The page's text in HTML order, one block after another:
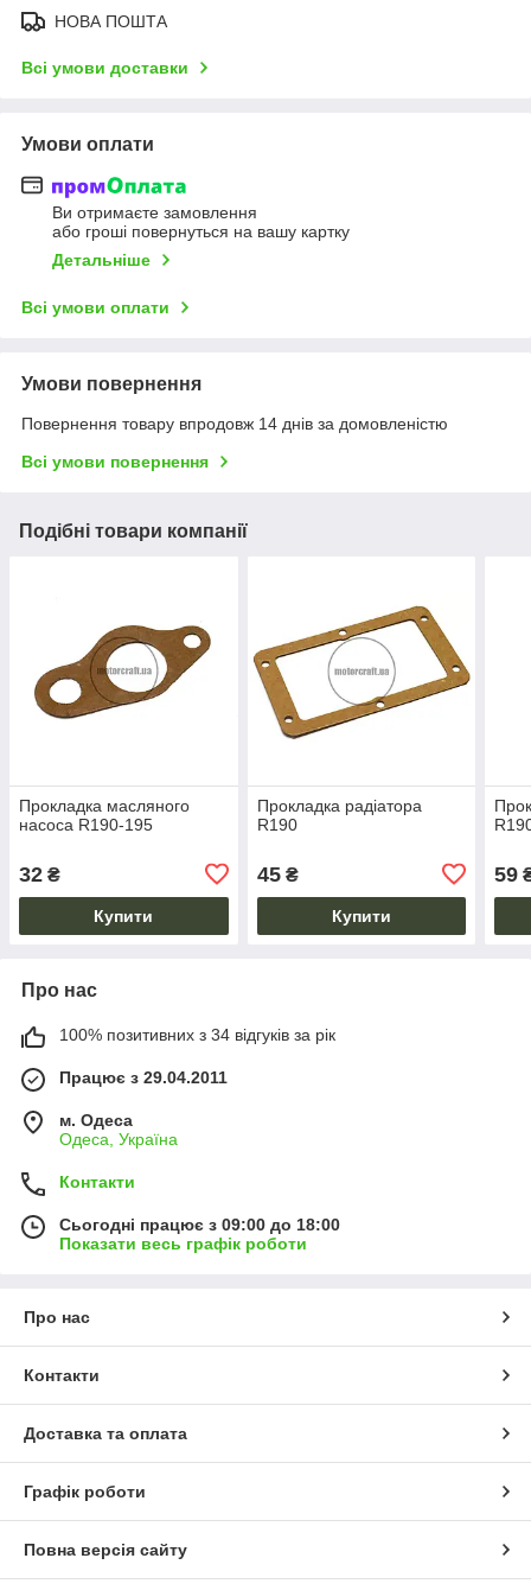
НОВА ПОШТА
Всі умови доставки
Умови оплати
Ви отримаєте замовлення
або гроші повернуться на вашу картку
Детальніше
Всі умови оплати
Умови повернення
Повернення товару впродовж 14 днів за домовленістю
Всі умови повернення
Подібні товари компанії
Прокладка масляного
насоса R190-195
32 ₴
Купити
Прокладка радіатора
R190
45₴
Купити
59
Про нас
100% позитивних з 34 відгуків за рік
Працює з 29.04.2011
м. Одеса
Одеса, Україна
Контакти
Сьогодні працює з 09:00 до 18:00
Показати весь графік роботи
Про нас
Контакти
Доставка та оплата
Графік роботи
Повна версія сайту